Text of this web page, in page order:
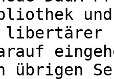
und
libertärer
übrigen